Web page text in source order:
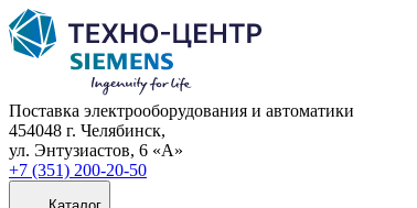
Поставка электрооборудования и автоматики
454048 г. Челябинск,
ул. Энтузиастов, 6 «А»
+7 (351) 200-20-50